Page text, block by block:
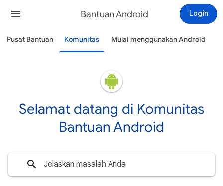
Bantuan Android Login
Pusat Bantuan Komunitas Mulai menggunakan Android
Selamat datang di Komunitas
Bantuan Android